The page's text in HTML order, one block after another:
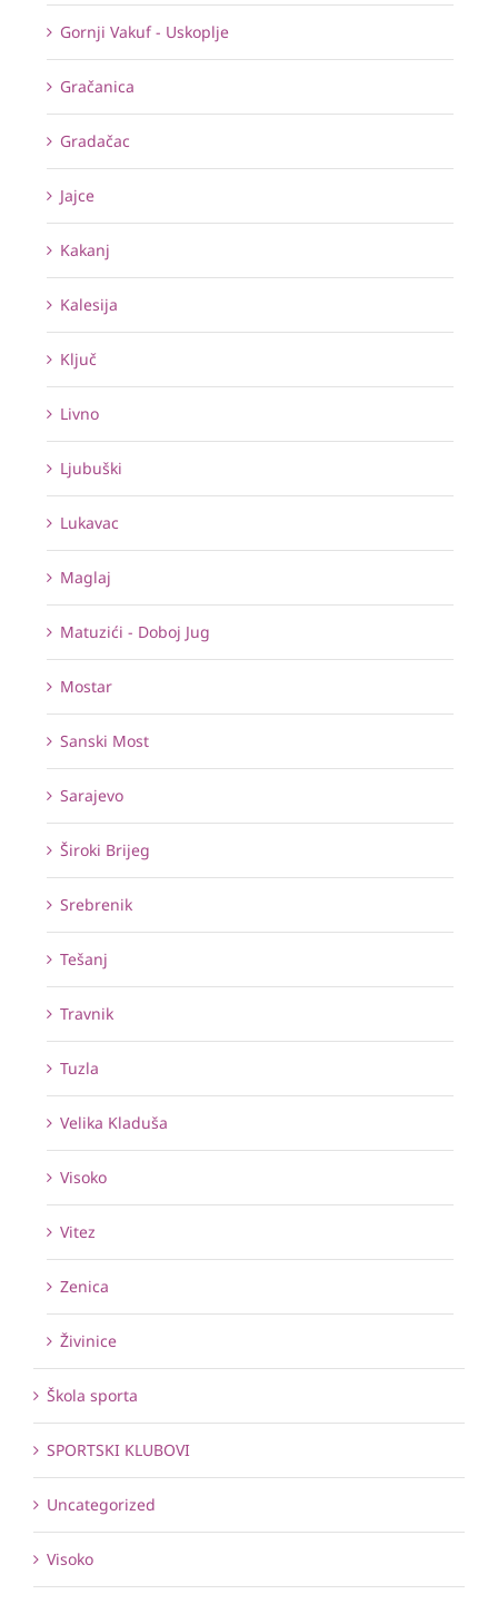
Gornji Vakuf - Uskoplje
Gračanica
Gradačac
Jajce
Kakanj
Kalesija
Ključ
Livno
Ljubuški
Lukavac
Maglaj
Matuzići - Doboj Jug
Mostar
Sanski Most
Sarajevo
Široki Brijeg
Srebrenik
Tešanj
Travnik
Tuzla
Velika Kladuša
Visoko
Vitez
Zenica
Živinice
Škola sporta
SPORTSKI KLUBOVI
Uncategorized
Visoko